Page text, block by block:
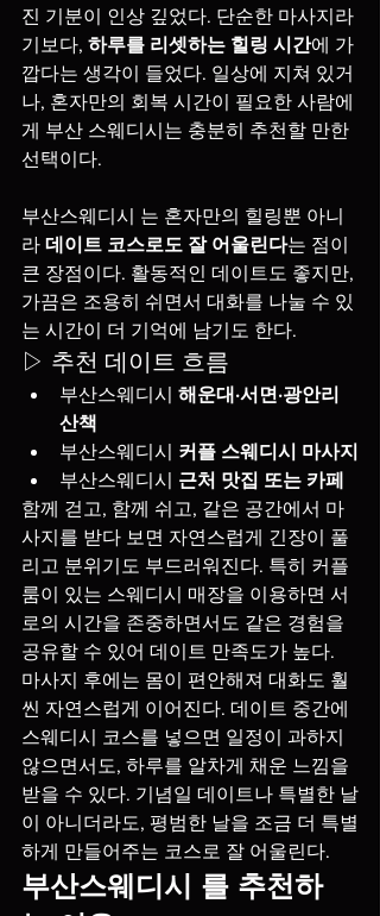
진 기분이 인상 깊었다. 단순한 마사지라
기보다, 하루를 리셋하는 힐링 시간에 가
깝다는 생각이 들었다. 일상에 지쳐 있거
나, 혼자만의 회복 시간이 필요한 사람에
게 부산 스웨디시는 충분히 추천할 만한
선택이다.
부산스웨디시 는 혼자만의 힐링뿐 아니
라 데이트 코스로도 잘 어울린다는 점이
큰 장점이다. 활동적인 데이트도 좋지만,
가끔은 조용히 쉬면서 대화를 나눌 수 있
는 시간이 더 기억에 남기도 한다.
▷ 추천 데이트 흐름
부산스웨디시 해운대·서면·광안리
산책
부산스웨디시 커플 스웨디시 마사지
부산스웨디시 근처 맛집 또는 카페
함께 걷고, 함께 쉬고, 같은 공간에서 마
사지를 받다 보면 자연스럽게 긴장이 풀
리고 분위기도 부드러워진다. 특히 커플
룸이 있는 스웨디시 매장을 이용하면 서
로의 시간을 존중하면서도 같은 경험을
공유할 수 있어 데이트 만족도가 높다.
마사지 후에는 몸이 편안해져 대화도 훨
씬 자연스럽게 이어진다. 데이트 중간에
스웨디시 코스를 넣으면 일정이 과하지
않으면서도, 하루를 알차게 채운 느낌을
받을 수 있다. 기념일 데이트나 특별한 날
이 아니더라도, 평범한 날을 조금 더 특별
하게 만들어주는 코스로 잘 어울린다.
부산스웨디시 를 추천하